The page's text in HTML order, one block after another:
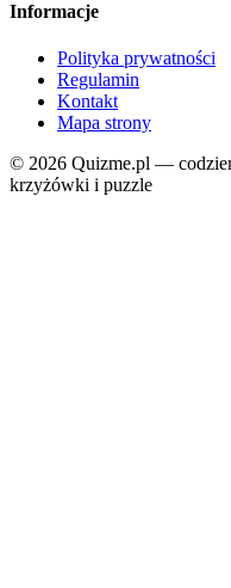
Informacje
Polityka prywatności
Regulamin
Kontakt
Mapa strony
© 2026 Quizme.pl —
krzyżówki i puzzle